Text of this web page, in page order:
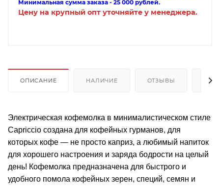
Минимальная сумма заказа - 25 000 рублей.
Цену на крупный опт уточняйте у менеджера.
ОПИСАНИЕ НАЛИЧИЕ ОТЗЫВЫ
Электрическая кофемолка в минималистическом стиле
Capriccio создана для кофейных гурманов, для
которых кофе — не просто каприз, а любимый напиток
для хорошего настроения и заряда бодрости на целый
день! Кофемолка предназначена для быстрого и
удобного помола кофейных зерен, специй, семян и